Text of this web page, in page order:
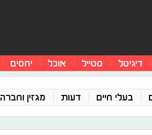
דיגיטל סטייל אוכל יחסים
בעלי חיים דעות מגזין וחברה